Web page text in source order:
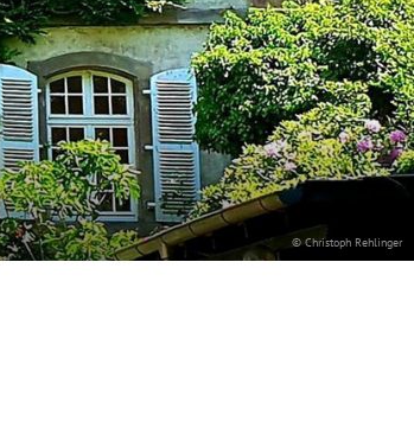
© Christoph Rehlinger